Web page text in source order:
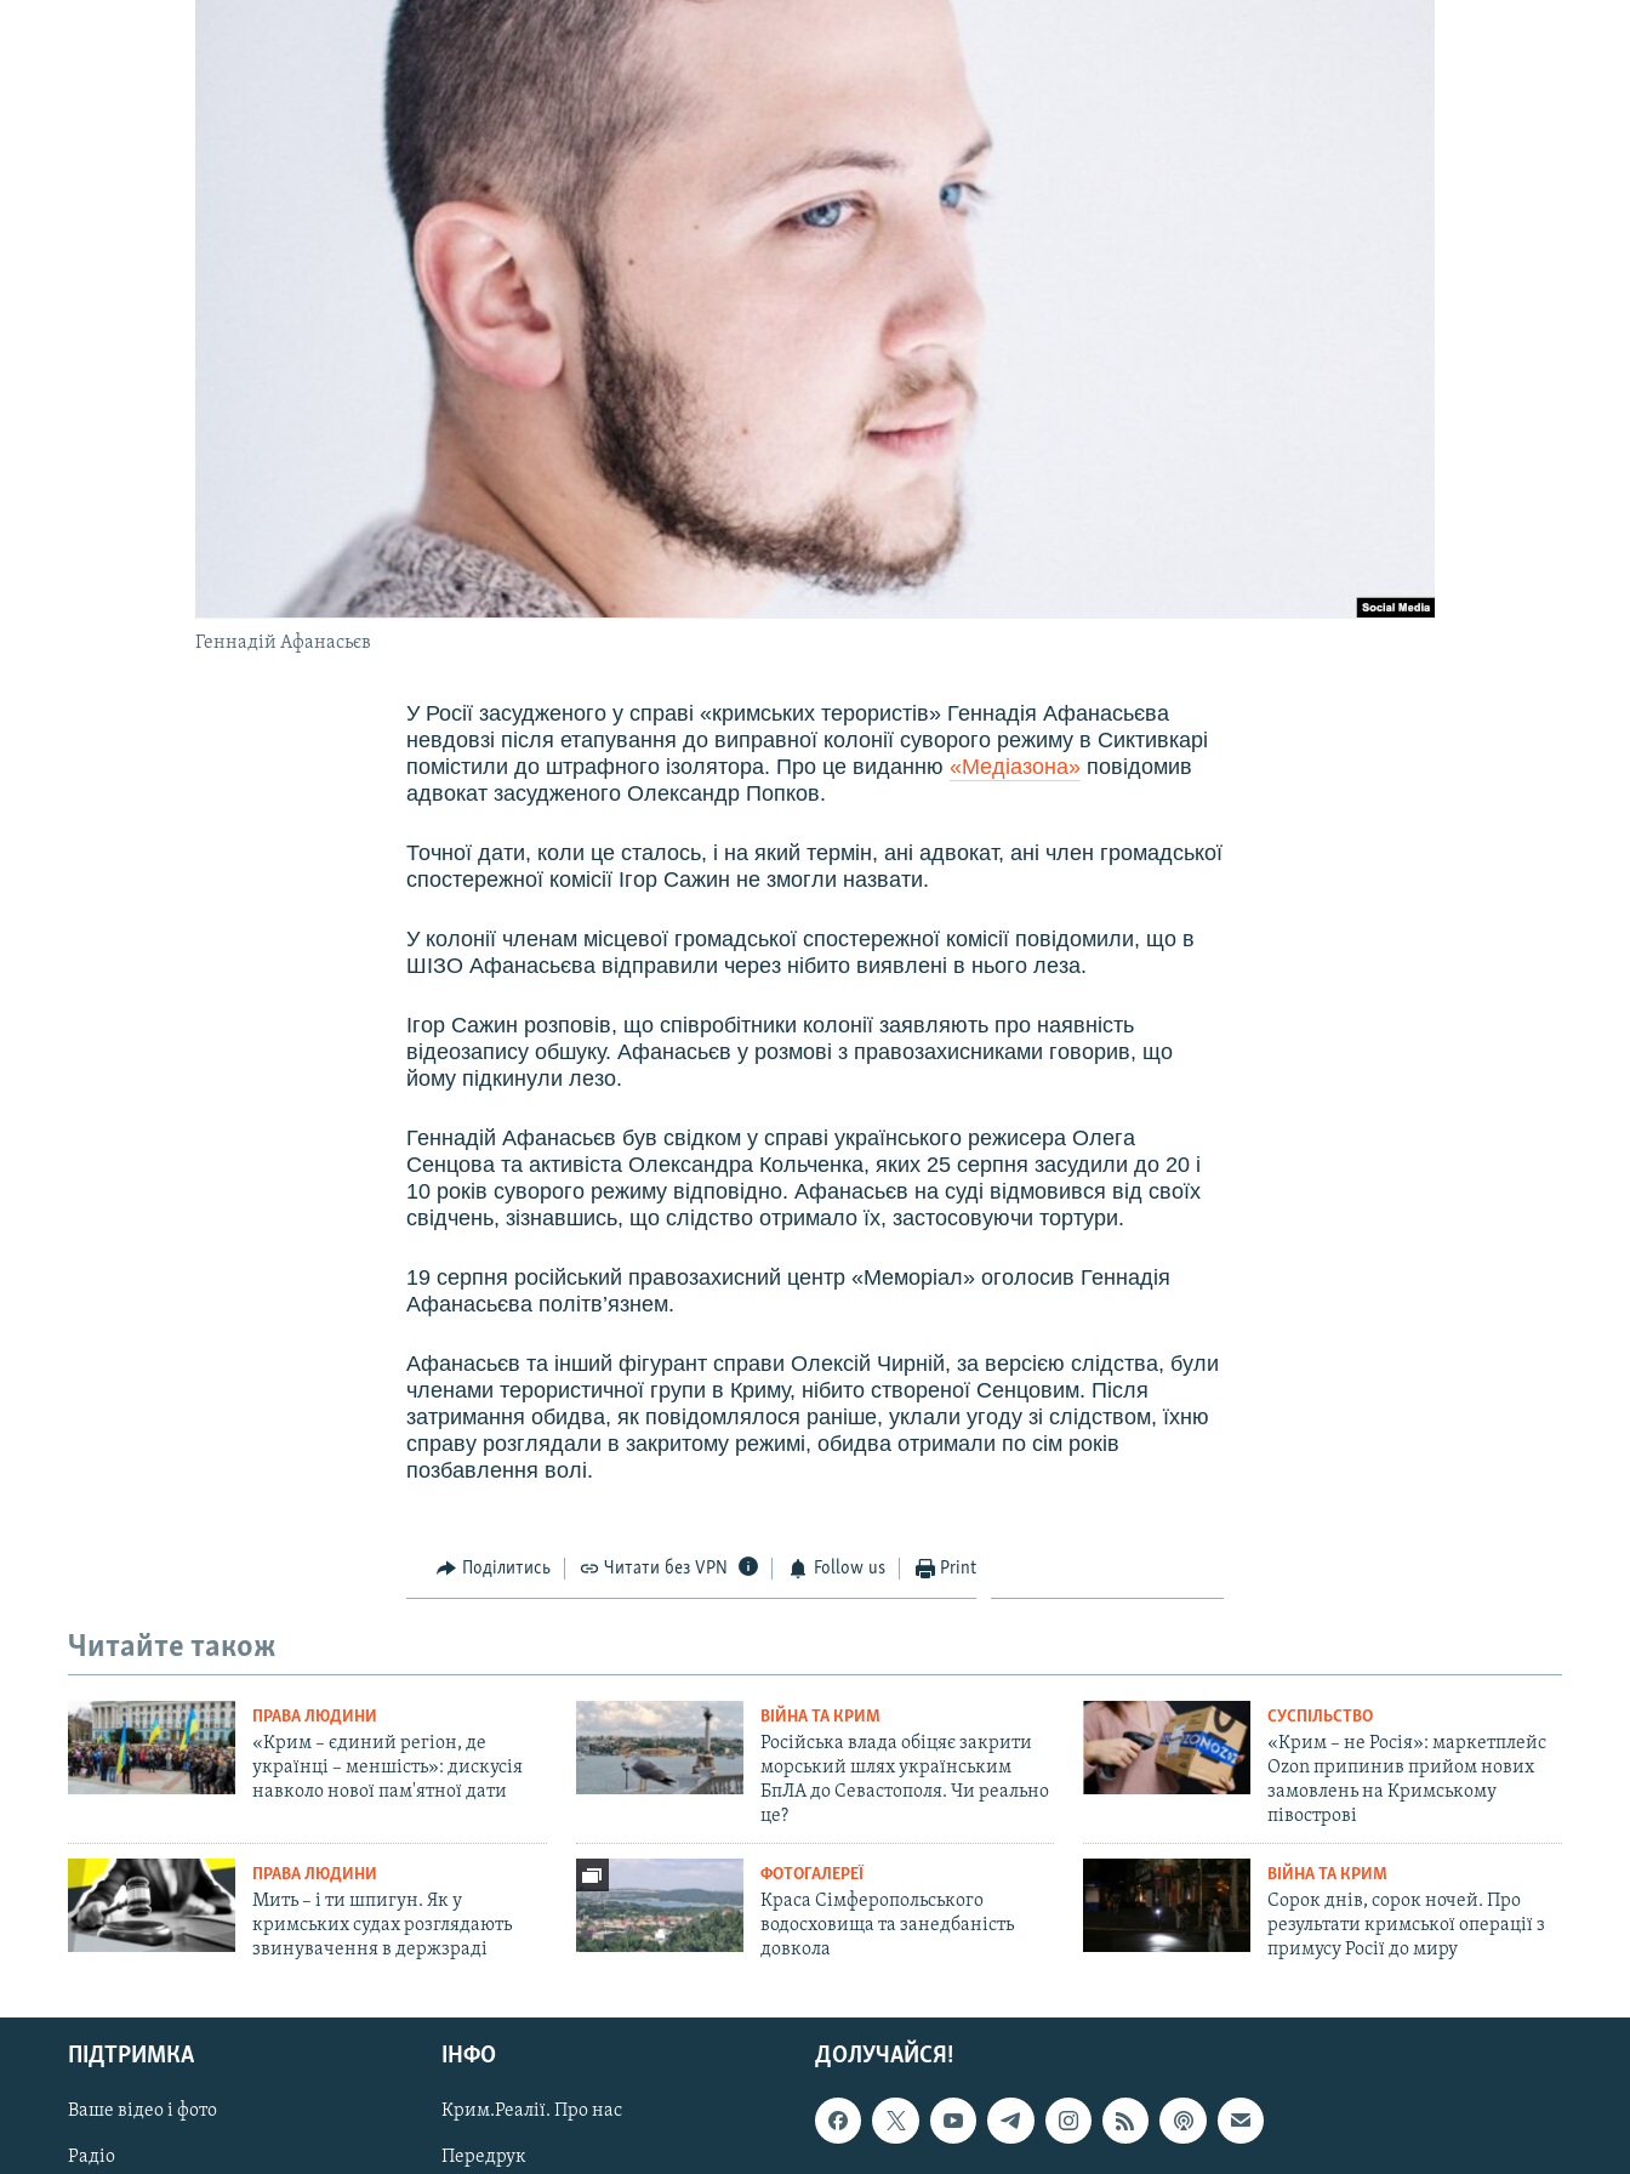
Русский
Qırımtatar
ДОЛУЧАЙСЯ!
Геннадій Афанасьєв
У Росії засудженого у справі «кримських терористів» Геннадія Афанасьєва
невдовзі після етапування до виправної колонії суворого режиму в Сиктивкарі
помістили до штрафного ізолятора. Про це виданню«Медіазона» повідомив
адвокат засудженого Олександр Попков.
Точної дати, коли це сталось, і на який термін, ані адвокат, ані член громадської
спостережної комісії Ігор Сажин не змогли назвати.
У колонії членам місцевої громадської спостережної комісії повідомили, що в
ШІЗО Афанасьєва відправили через нібито виявлені в нього леза.
Ігор Сажин розповів, що співробітники колонії заявляють про наявність
відеозапису обшуку. Афанасьєв у розмові з правозахисниками говорив, що
йому підкинули лезо.
Геннадій Афанасьєв був свідком у справі українського режисера Олега
Сенцова та активіста Олександра Кольченка, яких 25 серпня засудили до 20 і
10 років суворого режиму відповідно. Афанасьєв на суді відмовився від своїх
свідчень, зізнавшись, що слідство отримало їх, застосовуючи тортури.
19 серпня російський правозахисний центр «Меморіал» оголосив Геннадія
Афанасьєва політв’язнем.
Афанасьєв та інший фігурант справи Олексій Чирній, за версією слідства, були
членами терористичної групи в Криму, нібито створеної Сенцовим. Після
затримання обидва, як повідомлялося раніше, уклали угоду зі слідством, їхню
справу розглядали в закритому режимі, обидва отримали по сім років
позбавлення волі.
Поділитись Читати без VPN Follow us Print
Читайте також
ПРАВА ЛЮДИНИ
«Крим – єдиний регіон, де
українці – меншість»: дискусія
навколо нової пам'ятної дати
ВІЙНА ТА КРИМ
Російська влада обіцяє закрити
морський шлях українським
БпЛА до Севастополя. Чи реально
це?
СУСПІЛЬСТВО
«Крим – не Росія»: маркетплейс
Ozon припинив прийом нових
замовлень на Кримському
півострові
ПРАВА ЛЮДИНИ
Мить – і ти шпигун. Як у
кримських судах розглядають
звинувачення в держзраді
ФОТОГАЛЕРЕЇ
Краса Сімферопольського
водосховища та занедбаність
довкола
ВІЙНА ТА КРИМ
Сорок днів, сорок ночей. Про
результати кримської операції з
примусу Росії до миру
ДОЛУЧАЙСЯ!
ПІДТРИМКА
Ваше відео і фото
Радіо
ІНФО
Крим.Реалії. Про нас
Передрук